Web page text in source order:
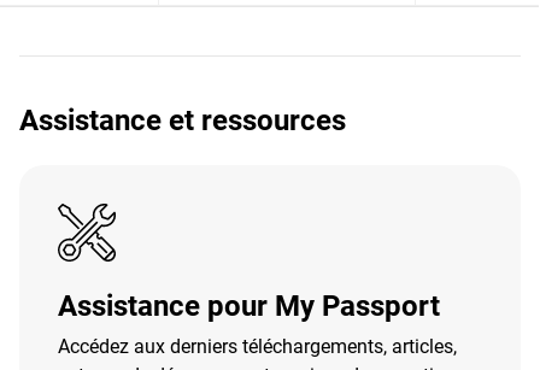
Assistance et ressources
Assistance pour My Passport
Accédez aux derniers téléchargements, articles,